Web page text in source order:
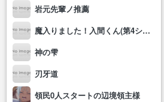
岩元先輩ノ推薦
魔入りました！入間くん(第4シリーズ)
神の雫
刃牙道
領民0人スタートの辺境領主様